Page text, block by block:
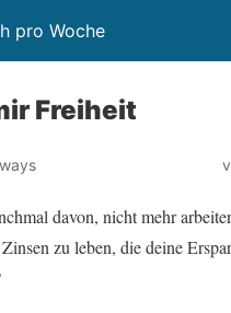
pro Woche
Freiheit
davon, nicht mehr
zu leben, die deine